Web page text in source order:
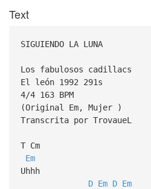
Text
SIGUIENDO LA LUNA
Los fabulosos cadillacs
El león 1992 291s
4/4 163 BPM
(Original Em, Mujer )
Transcrita por TrovaueL
T Cm
Em
Uhhh
D Em D Em